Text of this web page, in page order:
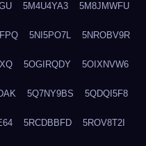
5M4U4YA3 5M8JMWFU
5NI5PO7L 5NROBV9R
5OGIRQDY 5OIXNVW6
5Q7NY9BS 5QDQI5F8
5RCDBBFD 5ROV8T2I